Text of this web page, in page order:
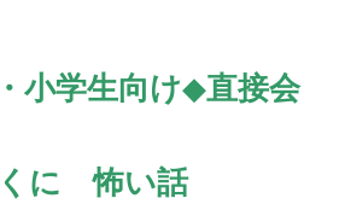
小学生向け◆直接会
くに 怖い話